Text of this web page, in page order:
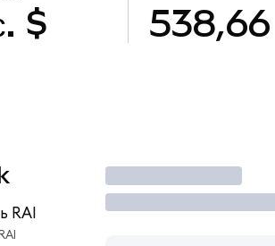
$ 538,66
RAI
Торговать